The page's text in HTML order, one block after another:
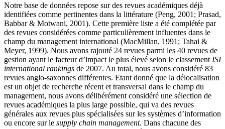
Notre base de données repose sur des revues académiques déjà
identifiées comme pertinentes dans la littérature (Peng, 2001; Prasad,
Babbar & Motwani, 2001). Cette première liste a été complétée par
des revues considérées comme particulièrement influentes dans le
champ du management international (MacMillan, 1991; Tahai &
Meyer, 1999). Nous avons rajouté 24 revues parmi les 40 revues de
gestion ayant le facteur d’impact le plus élevé selon le classement ISI
international rankings de 2007. Au total, nous avons considéré 83
revues anglo-saxonnes différentes. Etant donné que la délocalisation
est un objet de recherche récent et transversal dans le champ du
management, nous avons délibérément considéré une sélection de
revues académiques la plus large possible, qui va des revues
générales aux revues plus spécialisées sur les systèmes d’information
ou encore sur le supply chain management. Dans chacune des